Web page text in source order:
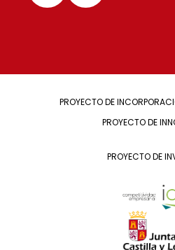
PROYECTO DE
PROYECTO DE
PROYECTO DE